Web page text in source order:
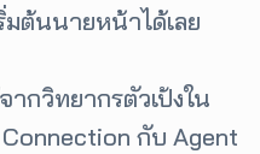
มต้นนายหน้าได้เลย
ากวิทยากรตัวเป้งใน
Connection กับ Agent